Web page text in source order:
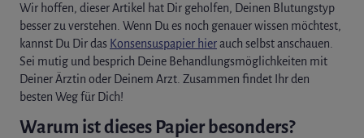
Wir hoffen, dieser Artikel hat Dir geholfen, Deinen Blutungstyp
besser zu verstehen. Wenn Du es noch genauer wissen möchtest,
kannst Du Dir das Konsensuspapier hierauch selbst anschauen.
Sei mutig und besprich Deine Behandlungsmöglichkeiten mit
Deiner Ärztin oder Deinem Arzt. Zusammen findet Ihr den
besten Weg für Dich!
Warum ist dieses Papier besonders?